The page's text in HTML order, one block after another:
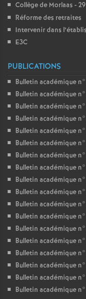
Collège de Morlaas -
Réforme des retraites
Intervenir dans
E3C
PUBLICATIONS
Bulletin académique
Bulletin académique
Bulletin académique
Bulletin académique
Bulletin académique
Bulletin académique
Bulletin académique
Bulletin académique
Bulletin académique
Bulletin académique
Bulletin académique
Bulletin académique
Bulletin académique
Bulletin académique
Bulletin académique
Bulletin académique
Bulletin académique
Bulletin académique